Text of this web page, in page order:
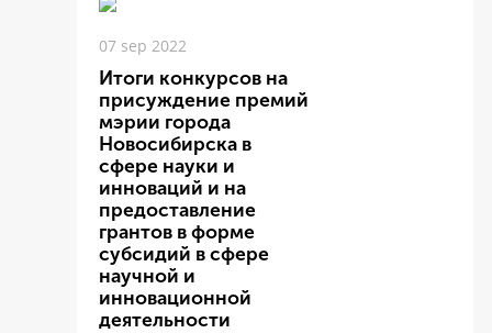
07 sep 2022
Итоги конкурсов на
присуждение премий
мэрии города
Новосибирска в
сфере науки и
инноваций и на
предоставление
грантов в форме
субсидий в сфере
научной и
инновационной
деятельности